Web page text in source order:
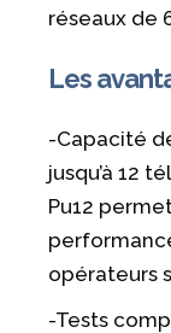
réseaux de
Les
-Capacité
jusqu’à 12
Pu12
opérateurs
-Tests